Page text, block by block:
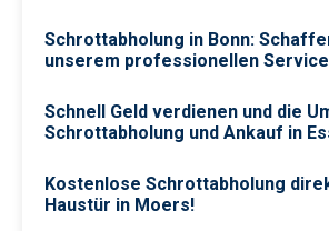
Schrottabholung in Bonn:
unserem professionellen Service
Schnell Geld verdienen und die
Schrottabholung und Ankauf in
Kostenlose Schrottabholung
Haustür in Moers!